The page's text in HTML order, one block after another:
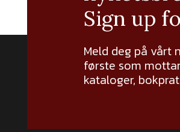
Sign up
Meld deg på vårt
første som
kataloger,